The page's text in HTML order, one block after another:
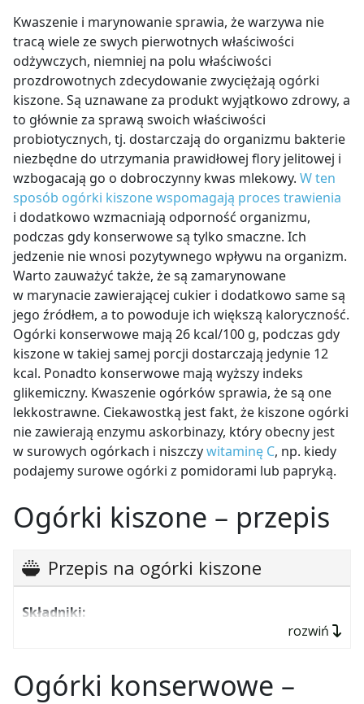
Kwaszenie i marynowanie sprawia, że warzywa nie
tracą wiele ze swych pierwotnych właściwości
odżywczych, niemniej na polu właściwości
prozdrowotnych zdecydowanie zwyciężają ogórki
kiszone. Są uznawane za produkt wyjątkowo zdrowy, a
to głównie za sprawą swoich właściwości
probiotycznych, tj. dostarczają do organizmu bakterie
niezbędne do utrzymania prawidłowej flory jelitowej i
wzbogacają go o dobroczynny kwas mlekowy. W ten
sposób ogórki kiszone wspomagają proces trawienia
i dodatkowo wzmacniają odporność organizmu,
podczas gdy konserwowe są tylko smaczne. Ich
jedzenie nie wnosi pozytywnego wpływu na organizm.
Warto zauważyć także, że są zamarynowane
w marynacie zawierającej cukier i dodatkowo same są
jego źródłem, a to powoduje ich większą kaloryczność.
Ogórki konserwowe mają 26 kcal/100 g, podczas gdy
kiszone w takiej samej porcji dostarczają jedynie 12
kcal. Ponadto konserwowe mają wyższy indeks
glikemiczny. Kwaszenie ogórków sprawia, że są one
lekkostrawne. Ciekawostką jest fakt, że kiszone ogórki
nie zawierają enzymu askorbinazy, który obecny jest
w surowych ogórkach i niszczywitaminę C, np. kiedy
podajemy surowe ogórki z pomidorami lub papryką.
Ogórki kiszone – przepis
Przepis na ogórki kiszone
Składniki:
koper,
rozwiń
Ogórki konserwowe –